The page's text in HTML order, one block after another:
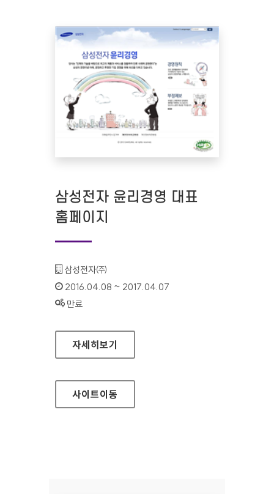
삼성전자 윤리경영 대표
홈페이지
기관명 :
삼성전자㈜
인증기간 :
2016.04.08 ~ 2017.04.07
상태 :
만료
삼성전자 윤리경영 대표 홈페이지
자세히보기
사이트이동